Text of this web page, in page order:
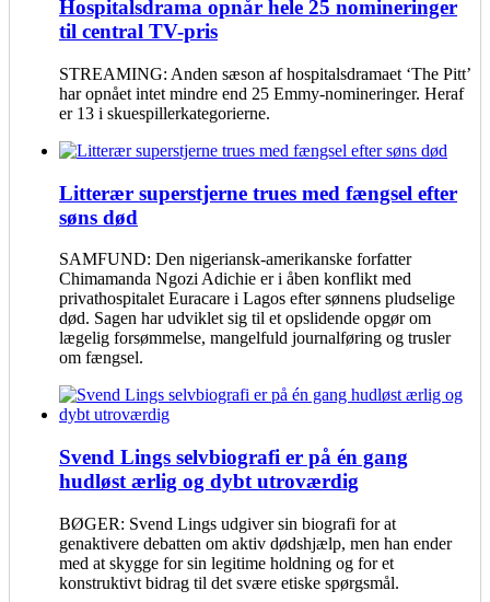
Hospitalsdrama opnår hele 25 nomineringer
til central TV-pris
STREAMING: Anden sæson af hospitalsdramaet ‘The Pitt’
har opnået intet mindre end 25 Emmy-nomineringer. Heraf
er 13 i skuespillerkategorierne.
Litterær superstjerne trues med fængsel efter
søns død
SAMFUND: Den nigeriansk-amerikanske forfatter
Chimamanda Ngozi Adichie er i åben konflikt med
privathospitalet Euracare i Lagos efter sønnens pludselige
død. Sagen har udviklet sig til et opslidende opgør om
lægelig forsømmelse, mangelfuld journalføring og trusler
om fængsel.
Svend Lings selvbiografi er på én gang
hudløst ærlig og dybt utroværdig
BØGER: Svend Lings udgiver sin biografi for at
genaktivere debatten om aktiv dødshjælp, men han ender
med at skygge for sin legitime holdning og for et
konstruktivt bidrag til det svære etiske spørgsmål.